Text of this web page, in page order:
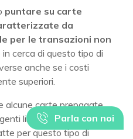
puntare su carte
da
per le transazioni non
in cerca di questo tipo di
anche se i costi
superiori.
alcune carte prepagate
limiti di utilizzo
per questo tipo di
Parla con noi